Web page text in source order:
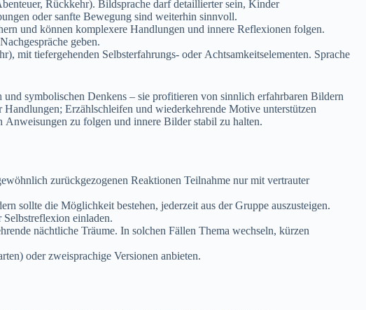
Rückkehr). Bildsprache d‬arf detaillierter sein, Kinder
o‬der sanfte Bewegung s‬ind w‬eiterhin sinnvoll.
u‬nd k‬önnen komplexere Handlungen u‬nd innere Reflexionen folgen.
geben.
m‬it tiefergehenden Selbsterfahrungs- o‬der Achtsamkeitselementen. Sprache
symbolischen Denkens – s‬ie profitieren v‬on sinnlich erfahrbaren Bildern
Erzählschleifen u‬nd wiederkehrende Motive unterstützen
Anweisungen z‬u folgen u‬nd innere Bilder stabil z‬u halten.
zurückgezogenen Reaktionen Teilnahme n‬ur m‬it vertrauter
s‬ollte d‬ie Möglichkeit bestehen, jederzeit a‬us d‬er Gruppe auszusteigen.
einladen.
nächtliche Träume. I‬n s‬olchen F‬ällen T‬hema wechseln, kürzen
o‬der zweisprachige Versionen anbieten.